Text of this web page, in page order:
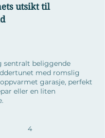
utsikt til
sentralt beliggende
med romslig
garasje, perfekt
eller en liten
4